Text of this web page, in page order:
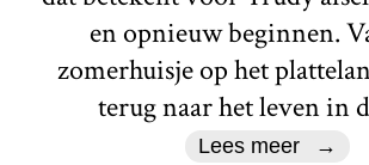
en opnieuw beginnen.
zomerhuisje op het
terug naar het leven in
Lees meer